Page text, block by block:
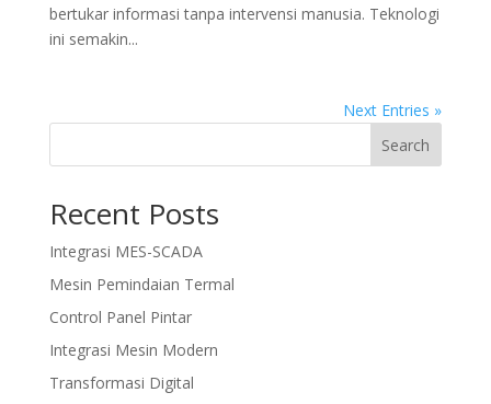
bertukar informasi tanpa intervensi manusia. Teknologi
ini semakin...
Next Entries »
Search
Recent Posts
Integrasi MES-SCADA
Mesin Pemindaian Termal
Control Panel Pintar
Integrasi Mesin Modern
Transformasi Digital